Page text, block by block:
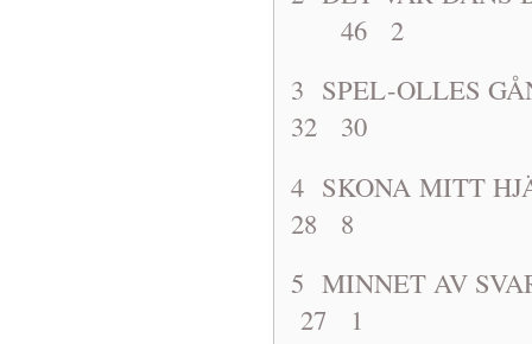
46 2
3 SPEL-
32 30
4 SKONA
28 8
5 MINNET
27 1